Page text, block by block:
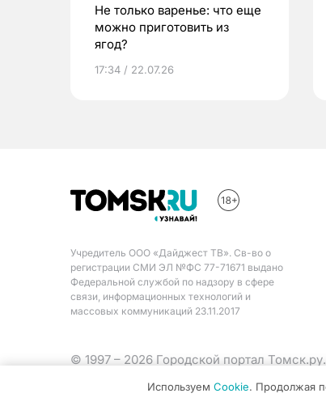
Не только варенье: что еще
можно приготовить из
ягод?
17:34 / 22.07.26
Учредитель ООО «Дайджест ТВ». Св-во о
регистрации СМИ ЭЛ №ФС 77-71671 выдано
Федеральной службой по надзору в сфере
связи, информационных технологий и
массовых коммуникаций 23.11.2017
© 1997 – 2026 Городской портал
Используем Cookie. Продолжая